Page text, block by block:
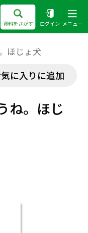
資料をさがす ログイン メニュー
ほじょ犬
に入りに追加
ね。ほじ